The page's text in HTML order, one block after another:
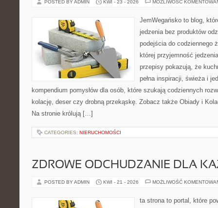
POSTED BY ADMIN KWI - 23 - 2026 MOŻLIWOŚĆ
JemWegańsko to blog,
jedzenia bez produktów
podejścia do codziennego
której przyjemność
przepisy pokazują, że
pełna inspiracji, świeża i
kompendium pomysłów dla osób, które szukają codziennych
kolację, deser czy drobną przekąskę. Zobacz także Obiady i
Na stronie królują […]
CATEGORIES: NIERUCHOMOŚCI
ZDROWE ODCHUDZANIE DLA
POSTED BY ADMIN KWI - 21 - 2026 MOŻLIWOŚĆ
ta strona to portal, które